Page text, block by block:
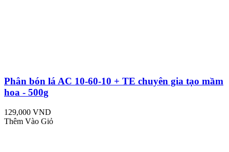
Phân bón lá AC 10-60-10 + TE chuyên gia tạo mầm
hoa - 500g
129,000 VND
Thêm Vào Giỏ